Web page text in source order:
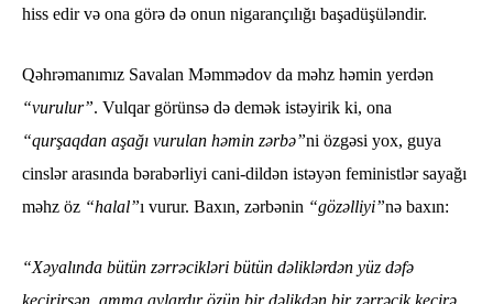
hiss edir və ona görə də onun nigarançılığı başadüşüləndir.
Qəhrəmanımız Savalan Məmmədov da məhz həmin yerdən
“vurulur”. Vulqar görünsə də demək istəyirik ki, ona
“qurşaqdan aşağı vurulan həmin zərbə”ni özgəsi yox, guya
cinslər arasında bərabərliyi cani-dildən istəyən feministlər sayağı
məhz öz “halal”ı vurur. Baxın, zərbənin “gözəlliyi”nə baxın:
“Xəyalında bütün zərrəcikləri bütün dəliklərdən yüz dəfə